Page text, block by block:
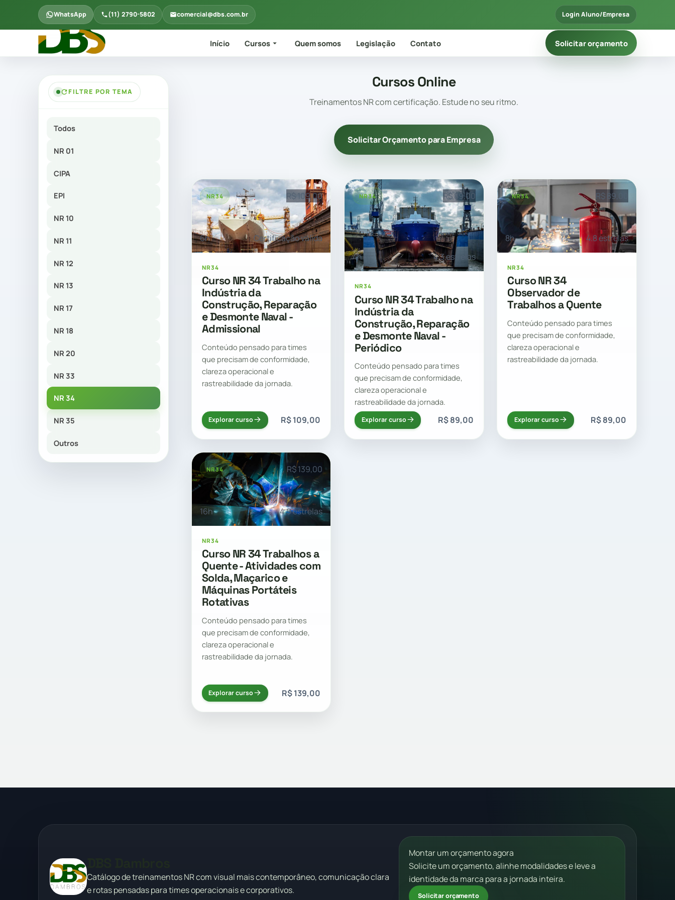
WhatsApp (11) 2790-5802 comercial@dbs.com.br Login Aluno/Empresa
Início Cursos Quem somos Legislação Contato Solicitar orçamento
FILTRE POR TEMA
Todos
NR 01
CIPA
EPI
NR 10
NR 11
NR 12
NR 13
NR 17
NR 18
NR 20
NR 33
NR 34
NR 35
Outros
Cursos Online
Treinamentos NR com certificação. Estude no seu ritmo.
Solicitar Orçamento para Empresa
NR34 R$ 109,00
6h Certificação válida
NR34
Curso NR 34 Trabalho na
Indústria da
Construção, Reparação
e Desmonte Naval -
Admissional
Conteúdo pensado para times
que precisam de conformidade,
clareza operacional e
rastreabilidade da jornada.
Explorar curso R$ 109,00
NR34 R$ 89,00
4h 4.3 estrelas
NR34
Curso NR 34 Trabalho na
Indústria da
Construção, Reparação
e Desmonte Naval -
Periódico
Conteúdo pensado para times
que precisam de conformidade,
clareza operacional e
rastreabilidade da jornada.
Explorar curso R$ 89,00
NR34 R$ 89,00
8h 4.8 estrelas
NR34
Curso NR 34
Observador de
Trabalhos a Quente
Conteúdo pensado para times
que precisam de conformidade,
clareza operacional e
rastreabilidade da jornada.
Explorar curso R$ 89,00
NR34 R$ 139,00
16h 4.9 estrelas
NR34
Curso NR 34 Trabalhos a
Quente - Atividades com
Solda, Maçarico e
Máquinas Portáteis
Rotativas
Conteúdo pensado para times
que precisam de conformidade,
clareza operacional e
rastreabilidade da jornada.
Explorar curso R$ 139,00
DBS Dambros
Catálogo de treinamentos NR com visual mais contemporâneo, comunicação clara
e rotas pensadas para times operacionais e corporativos.
Montar um orçamento agora
Solicite um orçamento, alinhe modalidades e leve a
identidade da marca para a jornada inteira.
Solicitar orçamento